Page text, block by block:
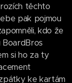
těchto
pak pojmou
kdo že
BoardBros
si ho za ty
ke kartám